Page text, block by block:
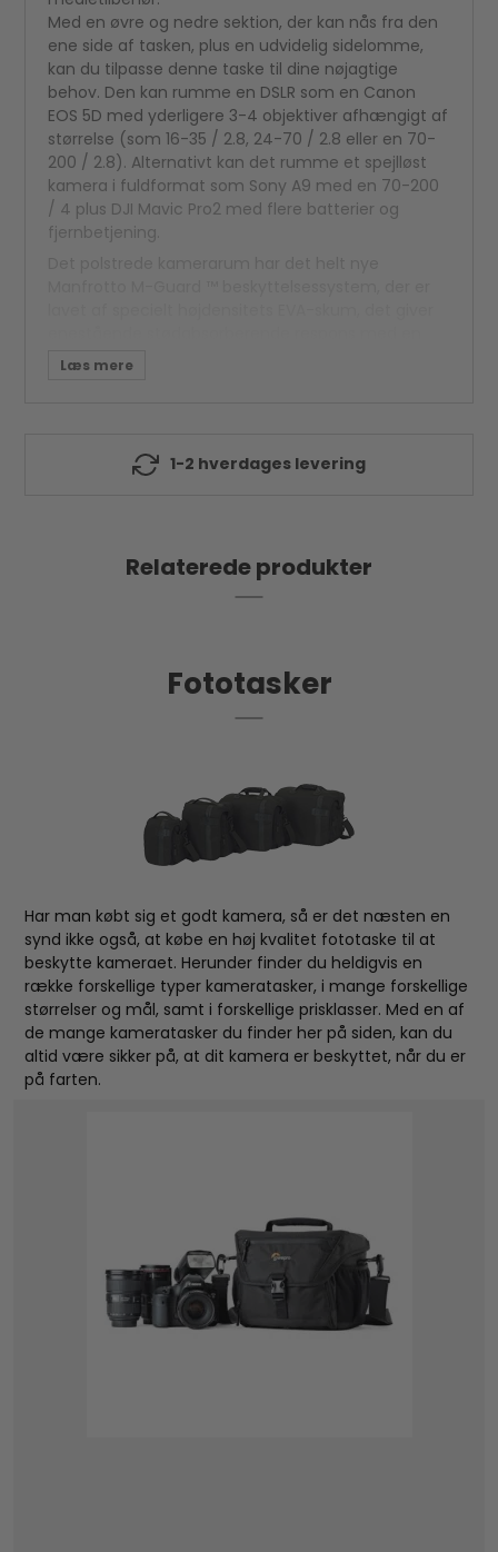
Med en øvre og nedre sektion, der kan nås fra den
ene side af tasken, plus en udvidelig sidelomme,
kan du tilpasse denne taske til dine nøjagtige
behov. Den kan rumme en DSLR som en Canon
EOS 5D med yderligere 3-4 objektiver afhængigt af
størrelse (som 16-35 / 2.8, 24-70 / 2.8 eller en 70-
200 / 2.8). Alternativt kan det rumme et spejlløst
kamera i fuldformat som Sony A9 med en 70-200
/ 4 plus DJI Mavic Pro2 med flere batterier og
fjernbetjening.
supertynd profil. De brugerdefinerede
Hvis der er behov for mere plads, giver en
udtrækkelig polstret lomme på siden ekstra plads
stativmontering foran.
Andre funktioner inkluderer en dedikeret 15-
mens du er på farten. Denne taske kan endda
omdannes til en dagligdags rygsæk hvis du
foretrækker det. Alt hvad du skal gøre er at fjerne
regncover er inkluderet til ugunstige vejrforhold.
Rygsækken vejer 1,43 kg, indvendige mål er 32 x 15 x
40 cm og ydermål 33 x 19 x 49 cm.
1-2 hverdages levering
Relaterede produkter
Fototasker
Har man købt sig et godt kamera, så er det næsten en
synd ikke også, at købe en høj kvalitet fototaske til at
beskytte kameraet. Herunder finder du heldigvis en
række forskellige typer kameratasker, i mange forskellige
størrelser og mål, samt i forskellige prisklasser. Med en af
de mange kameratasker du finder her på siden, kan du
altid være sikker på, at dit kamera er beskyttet, når du er
på farten.